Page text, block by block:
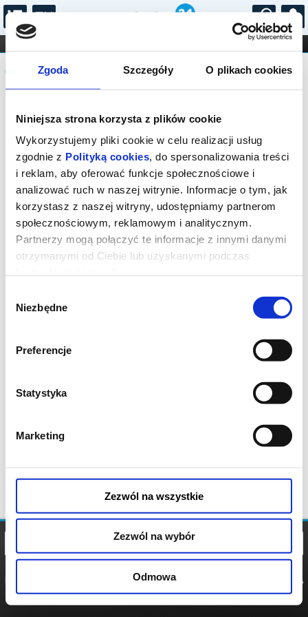
Zgoda Szczegóły O plikach cookies
Niniejsza strona korzysta z plików cookie
Wykorzystujemy pliki cookie w celu realizacji usług
zgodnie z Polityką cookies, do spersonalizowania treści
i reklam, aby oferować funkcje społecznościowe i
analizować ruch w naszej witrynie. Informacje o tym, jak
korzystasz z naszej witryny, udostępniamy partnerom
społecznościowym, reklamowym i analitycznym.
Partnerzy mogą połączyć te informacje z innymi danymi
otrzymanymi od Ciebie lub uzyskanymi podczas
zgody
Niezbędne
Preferencje
Statystyka
Marketing
Zezwól na wszystkie
Zezwól na wybór
Odmowa
...
FILHARMONIA OPERA I BALET
STAND-UP
DLA DZIECI
Komunikat
Sprzedaż biletów on-line na wydarzenie
została zakończona.
POLITYKA
POLITYKA